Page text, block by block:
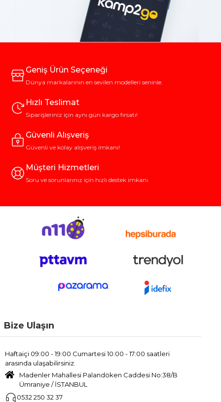
Geniş Ürün Seçeneği
Dünya markalarının en sevilen modelleri seninle.
Hızlı Teslimat
Siparişleriniz için aynı gün kargo fırsatı!
Güvenli Alışveriş
Güvenli ve kolay alışveriş imkanı!
Müşteri Hizmetleri
Soru ve sorunlarınız için hızlı destek imkanı.
Bize Ulaşın
Haftaiçi 09:00 - 19:00 Cumartesi 10:00 - 17:00 saatleri
arasında ulaşabilirsiniz.
Madenler Mahallesi Palandöken Caddesi No:38/B
Ümraniye / İSTANBUL
0532 250 32 37